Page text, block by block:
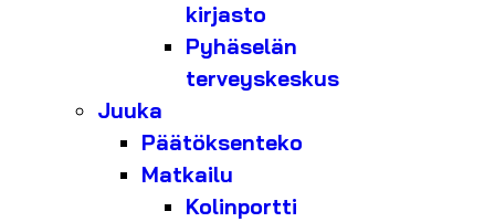
kirjasto
Pyhäselän
terveyskeskus
Juuka
Päätöksenteko
Matkailu
Kolinportti